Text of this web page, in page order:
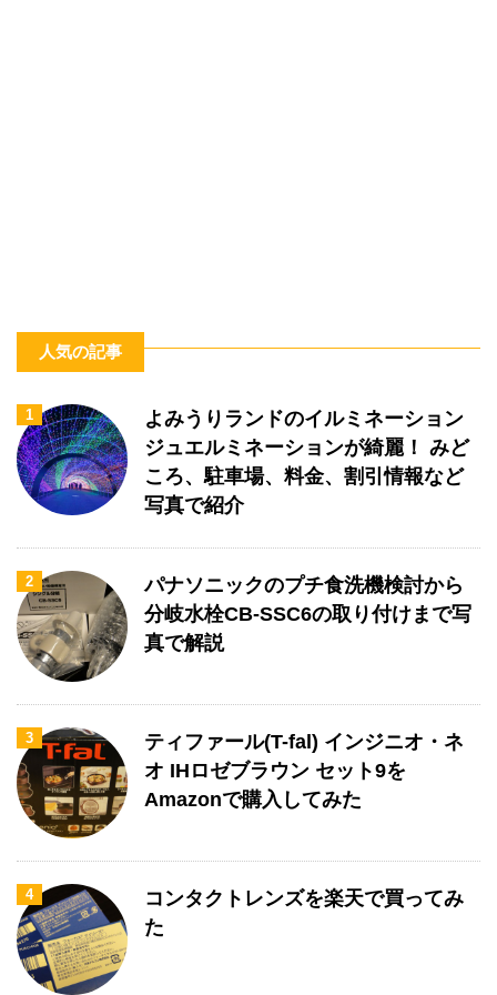
人気の記事
1
よみうりランドのイルミネーション
ジュエルミネーションが綺麗！ みど
ころ、駐車場、料金、割引情報など
写真で紹介
2
パナソニックのプチ食洗機検討から
分岐水栓CB-SSC6の取り付けまで写
真で解説
3
ティファール(T-fal) インジニオ・ネ
オ IHロゼブラウン セット9を
Amazonで購入してみた
4
コンタクトレンズを楽天で買ってみ
た